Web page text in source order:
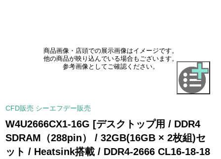
商品画像・店頭での展示画像はイメージです。
他の商品が映り込んでいる場合もございます。
参考画像としてご確認ください。
CFD販売 シーエフデー販売
W4U2666CX1-16G [デスクトップ用 / DDR4
SDRAM（288pin） / 32GB(16GB × 2枚組)セ
ット / Heatsink搭載 / DDR4-2666 CL16-18-18